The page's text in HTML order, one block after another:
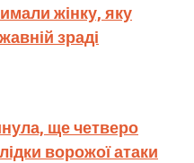
жінку, яку
зраді
ще четверо
ворожої атаки